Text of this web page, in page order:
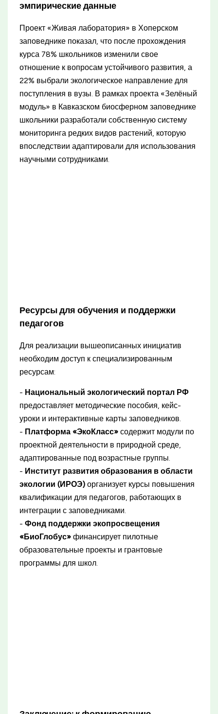
эмпирические данные
Проект «Живая лаборатория» в Хоперском
заповеднике показал, что после прохождения
курса 78% школьников изменили свое
отношение к вопросам устойчивого развития, а
22% выбрали экологическое направление для
поступления в вузы. В рамках проекта «Зелёный
модуль» в Кавказском биосферном заповеднике
школьники разработали собственную систему
мониторинга редких видов растений, которую
впоследствии адаптировали для использования
научными сотрудниками.
Ресурсы для обучения и поддержки
педагогов
Для реализации вышеописанных инициатив
необходим доступ к специализированным
ресурсам:
- Национальный экологический портал РФ
предоставляет методические пособия, кейс-
уроки и интерактивные карты заповедников.
- Платформа «ЭкоКласс» содержит модули по
проектной деятельности в природной среде,
адаптированные под возрастные группы.
- Институт развития образования в области
экологии (ИРОЭ) организует курсы повышения
квалификации для педагогов, работающих в
интеграции с заповедниками.
-Фонд поддержки экопросвещения
«БиоГлобус» финансирует пилотные
образовательные проекты и грантовые
программы для школ.